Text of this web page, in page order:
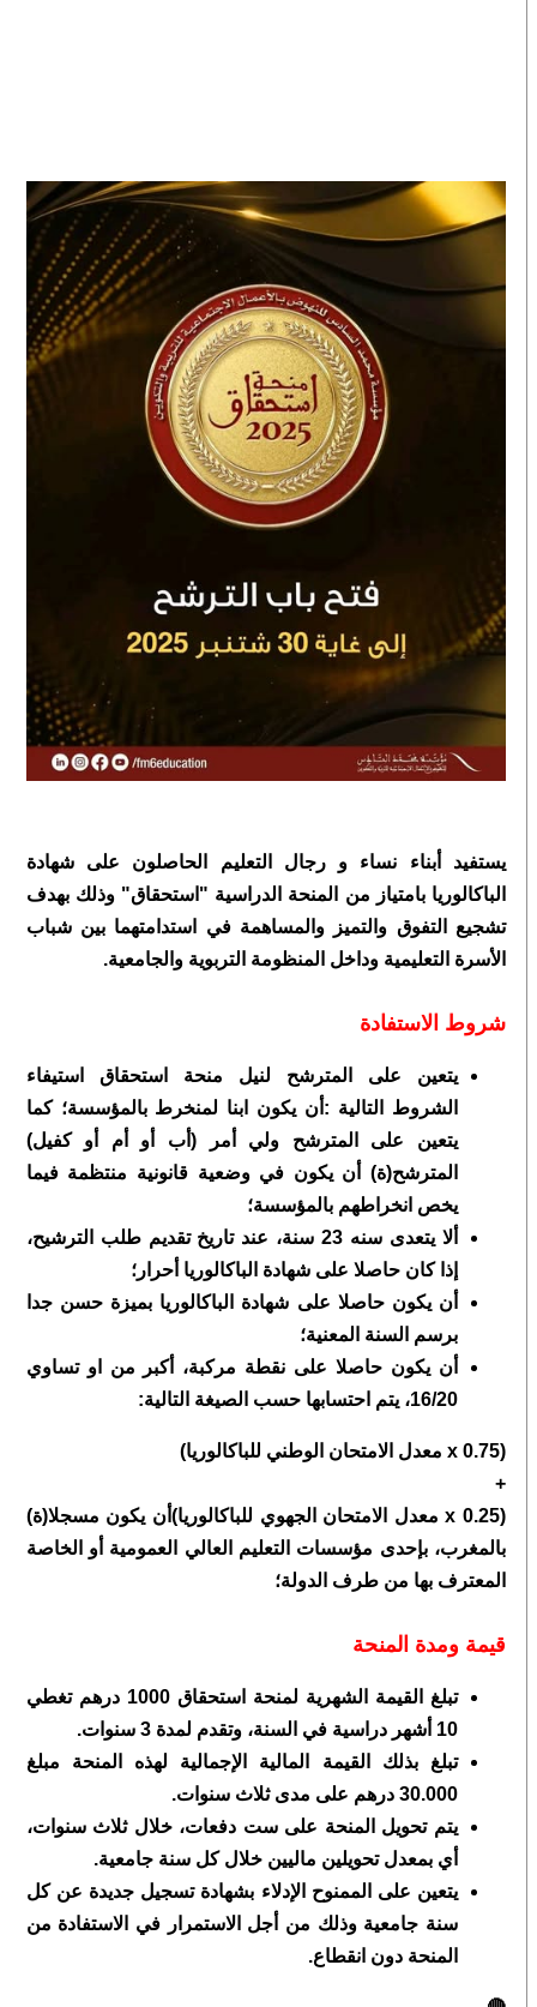
يستفيد أبناء نساء و رجال التعليم الحاصلون على شهادة
الباكالوريا بامتياز من المنحة الدراسية ʺاستحقاقʺ وذلك بهدف
تشجيع التفوق والتميز والمساهمة في استدامتهما بين شباب
الأسرة التعليمية وداخل المنظومة التربوية والجامعية.
شروط الاستفادة
يتعين على المترشح لنيل منحة استحقاق استيفاء
الشروط التالية :أن يكون ابنا لمنخرط بالمؤسسة؛ كما
يتعين على المترشح ولي أمر (أب أو أم أو كفيل)
المترشح(ة) أن يكون في وضعية قانونية منتظمة فيما
يخص انخراطهم بالمؤسسة؛
ألا يتعدى سنه 23 سنة، عند تاريخ تقديم طلب الترشيح،
إذا كان حاصلا على شهادة الباكالوريا أحرار؛
أن يكون حاصلا على شهادة الباكالوريا بميزة حسن جدا
برسم السنة المعنية؛
أن يكون حاصلا على نقطة مركبة، أكبر من او تساوي
16/20، يتم احتسابها حسب الصيغة التالية:
(0.75 x معدل الامتحان الوطني للباكالوريا)
+
(0.25 x معدل الامتحان الجهوي للباكالوريا)أن يكون مسجلا(ة)
بالمغرب، بإحدى مؤسسات التعليم العالي العمومية أو الخاصة
المعترف بها من طرف الدولة؛
قيمة ومدة المنحة
تبلغ القيمة الشهرية لمنحة استحقاق 1000 درهم تغطي
10 أشهر دراسية في السنة، وتقدم لمدة 3 سنوات.
تبلغ بذلك القيمة المالية الإجمالية لهذه المنحة مبلغ
30.000 درهم على مدى ثلاث سنوات.
يتم تحويل المنحة على ست دفعات، خلال ثلاث سنوات،
أي بمعدل تحويلين ماليين خلال كل سنة جامعية.
يتعين على الممنوح الإدلاء بشهادة تسجيل جديدة عن كل
سنة جامعية وذلك من أجل الاستمرار في الاستفادة من
المنحة دون انقطاع.